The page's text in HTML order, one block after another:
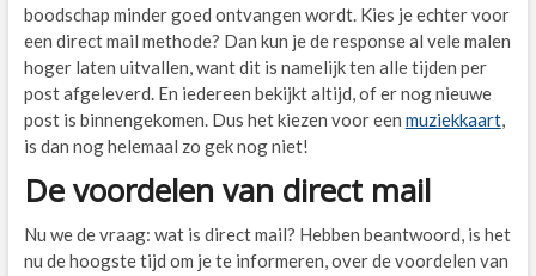
boodschap minder goed ontvangen wordt. Kies je echter voor
een direct mail methode? Dan kun je de response al vele malen
hoger laten uitvallen, want dit is namelijk ten alle tijden per
post afgeleverd. En iedereen bekijkt altijd, of er nog nieuwe
post is binnengekomen. Dus het kiezen voor een muziekkaart,
is dan nog helemaal zo gek nog niet!
De voordelen van direct mail
Nu we de vraag: wat is direct mail? Hebben beantwoord, is het
nu de hoogste tijd om je te informeren, over de voordelen van